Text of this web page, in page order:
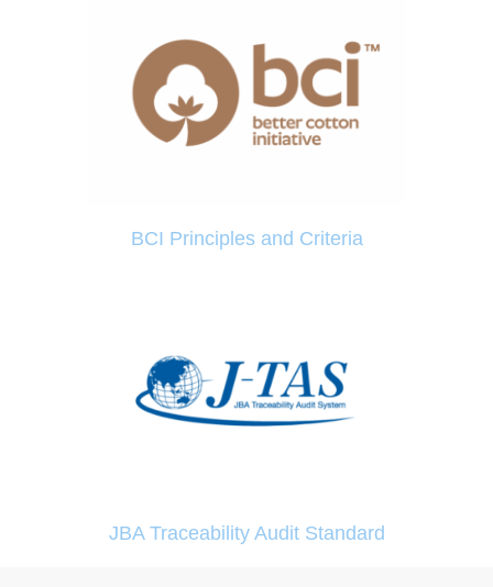
BCI Principles and Criteria
JBA Traceability Audit Standard